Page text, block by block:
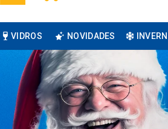
VIDROS NOVIDADES